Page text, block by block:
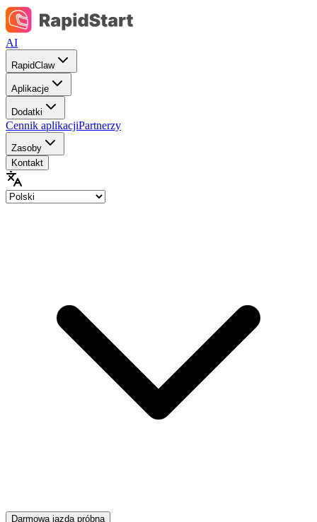
AI
RapidClaw
Aplikacje
Dodatki
Cennik aplikacjiPartnerzy
Zasoby
Kontakt
Darmowa jazda próbna